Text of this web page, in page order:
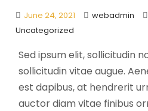
June 24, 2021 webadmin
Uncategorized
Sed ipsum elit, sollicitudin
sollicitudin vitae augue.
est dapibus, at hendrerit
auctor diam vitae finibus